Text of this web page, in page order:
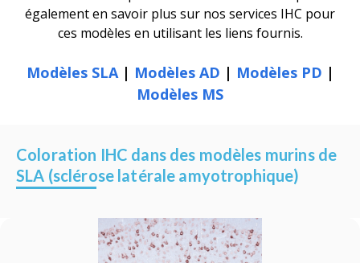
également en savoir plus sur nos services IHC pour
ces modèles en utilisant les liens fournis.
Modèles SLA| Modèles AD | Modèles PD |
Modèles MS
Coloration IHC dans des modèles murins de
SLA (sclérose latérale amyotrophique)